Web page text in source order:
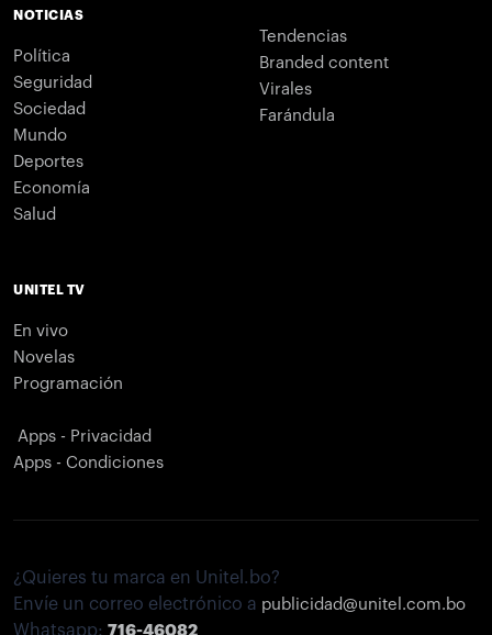
NOTICIAS
Política
Seguridad
Sociedad
Mundo
Deportes
Economía
Salud
Tendencias
Branded content
Virales
Farándula
UNITEL TV
En vivo
Novelas
Programación
Apps - Privacidad
Apps - Condiciones
¿Quieres tu marca en Unitel.bo?
Envíe un correo electrónico a publicidad@unitel.com.bo
Whatsapp: 716-46082